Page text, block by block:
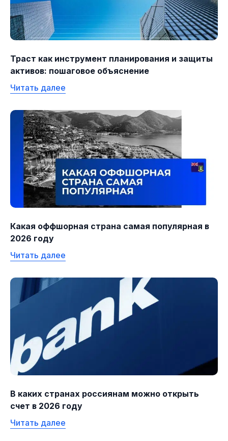
Траст как инструмент планирования и защиты
активов: пошаговое объяснение
Читать далее
Какая оффшорная страна самая популярная в
2026 году
Читать далее
В каких странах россиянам можно открыть
счет в 2026 году
Читать далее